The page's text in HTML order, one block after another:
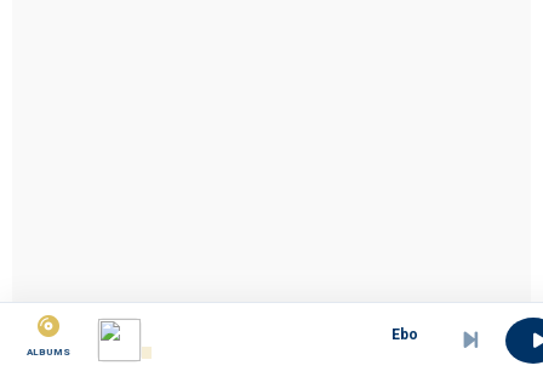
ALBUMS
Eboa_Lotin_Elimba_Dikalo.